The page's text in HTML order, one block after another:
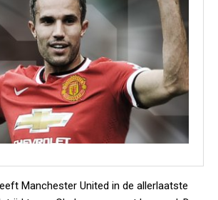
Manchester United in de allerlaatste